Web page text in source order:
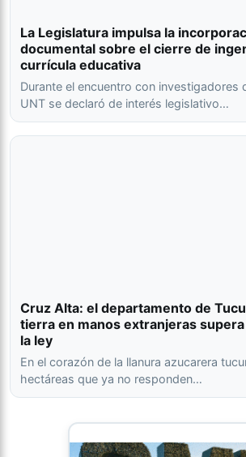
La Legislatura impulsa la
documental sobre el cierre de
currícula educativa
Durante el encuentro con investigadores
UNT se declaró de interés legislativo…
Cruz Alta: el departamento de
tierra en manos extranjeras
la ley
En el corazón de la llanura azucarera
hectáreas que ya no responden…